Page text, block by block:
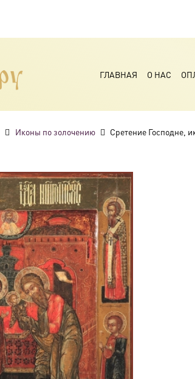
ГЛАВНАЯ О НАС
Иконы по золочению Сретение Господне,